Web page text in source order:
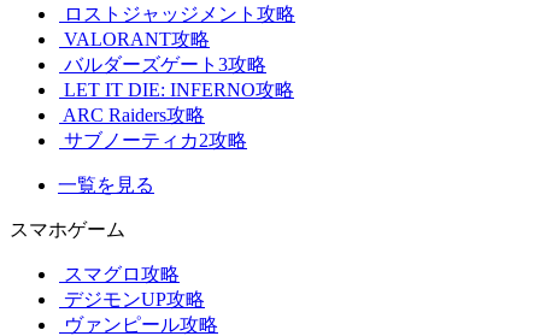
ロストジャッジメント攻略
VALORANT攻略
バルダーズゲート3攻略
LET IT DIE: INFERNO攻略
ARC Raiders攻略
サブノーティカ2攻略
一覧を見る
スマホゲーム
スマグロ攻略
デジモンUP攻略
ヴァンピール攻略